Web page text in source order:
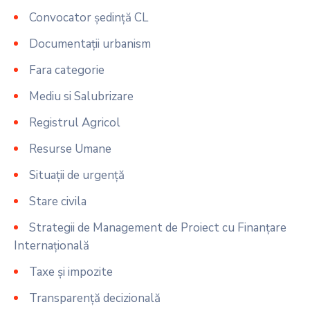
Convocator ședință CL
Documentații urbanism
Fara categorie
Mediu si Salubrizare
Registrul Agricol
Resurse Umane
Situații de urgență
Stare civila
Strategii de Management de Proiect cu Finanțare
Internațională
Taxe și impozite
Transparență decizională